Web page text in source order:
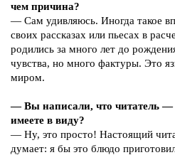
чем причина?
— Сам удивляюсь. Иногда такое
своих рассказах или пьесах в
родились за много лет до
чувства, но много фактуры. Это
миром.
— Вы написали, что читатель —
имеете в виду?
— Ну, это просто! Настоящий
думает: я бы это блюдо